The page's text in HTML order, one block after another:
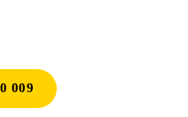
009